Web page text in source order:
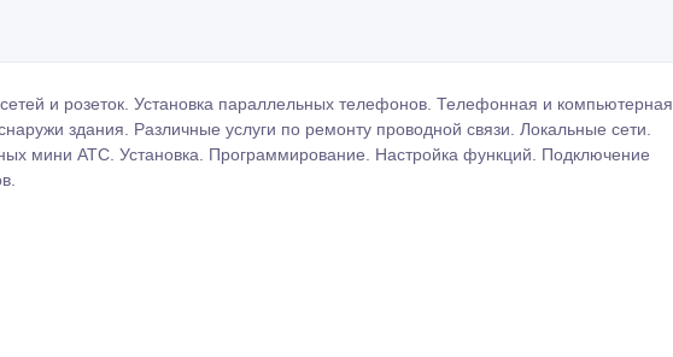
и розеток. Установка параллельных телефонов. Телефонная и компьютерная
здания. Различные услуги по ремонту проводной связи. Локальные сети.
мини АТС. Установка. Программирование. Настройка функций. Подключение